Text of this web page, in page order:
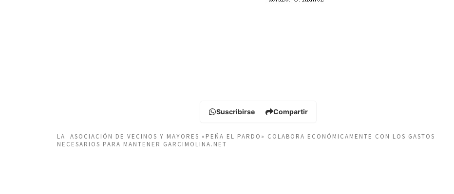
Suscribirse Compartir
LA ASOCIACIÓN DE VECINOS Y MAYORES «PEÑA EL PARDO» COLABORA ECONÓMICAMENTE CON LOS GASTOS
NECESARIOS PARA MANTENER GARCIMOLINA.NET